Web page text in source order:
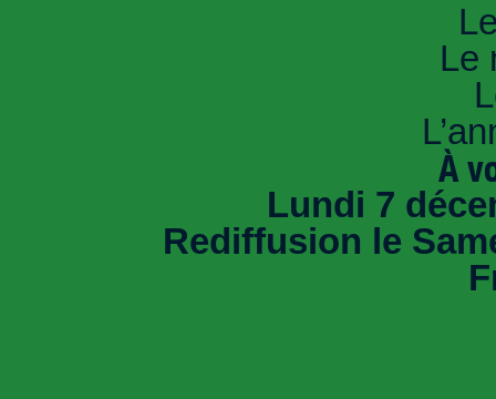
Le
À
Lundi 7
Rediffusion le